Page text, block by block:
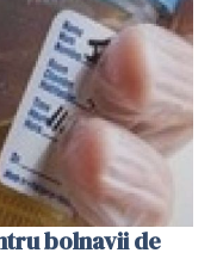
bolnavii de